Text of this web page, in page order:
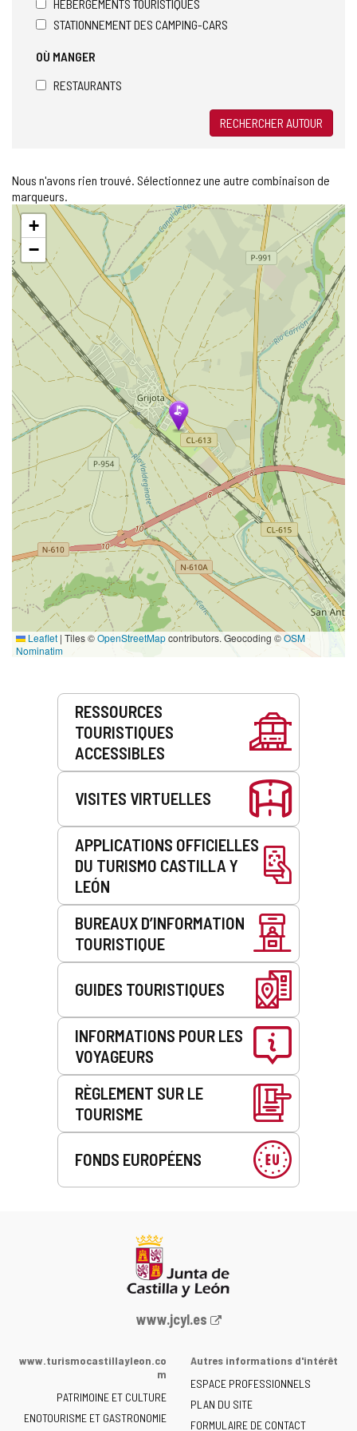
HÉBERGEMENTS TOURISTIQUES
STATIONNEMENT DES CAMPING-CARS
OÙ MANGER
RESTAURANTS
RECHERCHER AUTOUR
Nous n'avons rien trouvé. Sélectionnez une autre combinaison de
marqueurs.
Sauter
carte
+
−
Leaflet | Tiles ©OpenStreetMapcontributors. Geocoding ©OSM
Nominatim
Prestations
RESSOURCES
TOURISTIQUES
ACCESSIBLES
VISITES VIRTUELLES
APPLICATIONS OFFICIELLES
DU TURISMO CASTILLA Y
LEÓN
BUREAUX D’INFORMATION
TOURISTIQUE
GUIDES TOURISTIQUES
INFORMATIONS POUR LES
VOYAGEURS
RÈGLEMENT SUR LE
TOURISME
FONDS EUROPÉENS
Portail
la
de
Castilla
www.jcyl.es
www.turismocastillayleon.co
m
PATRIMOINE ET CULTURE
ENOTOURISME ET GASTRONOMIE
Autres informations d'intérêt
ESPACE PROFESSIONNELS
PLAN DU SITE
FORMULAIRE DE CONTACT